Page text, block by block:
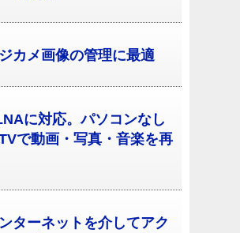
カメ画像の管理に最適
に対応。パソコンなし
で動画・写真・音楽を再
ターネットを介してアク